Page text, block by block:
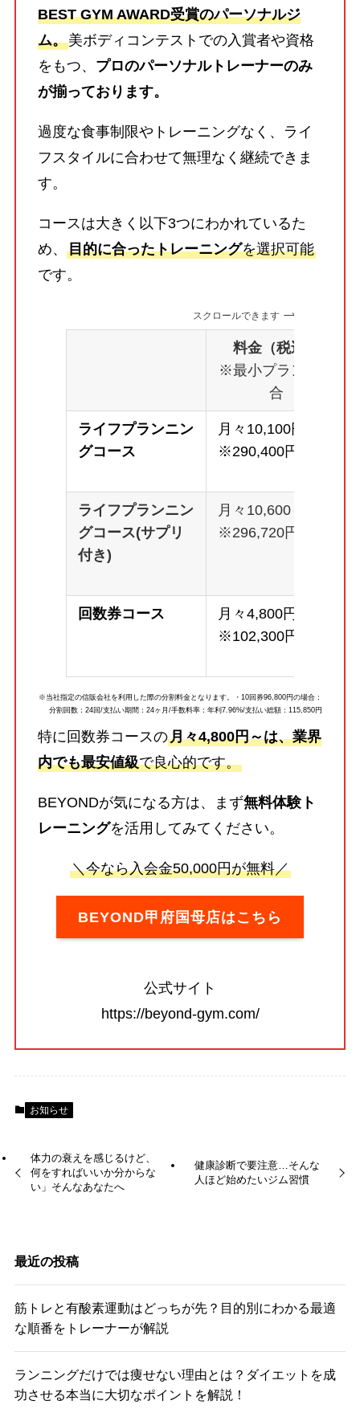
BEST GYM AWARD受賞のパーソナルジ
ム。美ボディコンテストでの入賞者や資格
をもつ、 プロのパーソナルトレーナーのみ
が揃っております。
過度な食事制限やトレーニングなく、ライ
フスタイルに合わせて無理なく継続できま
す。
コースは大きく以下3つにわかれているた
め、 目的に合ったトレーニングを選択可能
です。
スクロールできます
料金（税込）
※最小プランの場
合
ライフプランニン
グコース
月々10,100円～
※290,400円
ライフプランニン
グコース(サプリ
付き)
月々10,600～
※296,720円
回数券コース
月々4,800円～
※102,300円
※当社指定の信販会社を利用した際の分割料金となります。・10回券96,800円の場合：
分割回数：24回/支払い期間：24ヶ月/手数料率：年利7.96%/支払い総額：115,850円
特に回数券コースの月々4,800円～は、業界
内でも最安値級で良心的です。
BEYONDが気になる方は、まず無料体験ト
レーニングを活用してみてください。
＼今なら入会金50,000円が無料／
BEYOND甲府国母店はこちら
公式サイト
https://beyond-gym.com/
お知らせ
体力の衰えを感じるけど、
何をすればいいか分からな
い」そんなあなたへ
健康診断で要注意…そんな
人ほど始めたいジム習慣
最近の投稿
筋トレと有酸素運動はどっちが先？目的別にわかる最適
な順番をトレーナーが解説
ランニングだけでは痩せない理由とは？ダイエットを成
功させる本当に大切なポイントを解説！